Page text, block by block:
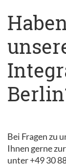
Bei Fragen zu
Ihnen gerne
unter +49 30